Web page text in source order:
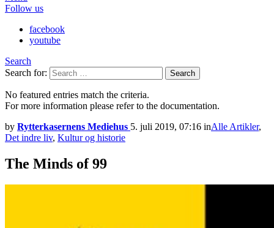
Follow us
facebook
youtube
Search
Search for:
Search
No featured entries match the criteria.
For more information please refer to the documentation.
by Rytterkasernens Mediehus 5. juli 2019, 07:16 inAlle Artikler,
Det indre liv, Kultur og historie
The Minds of 99